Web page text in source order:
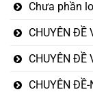
Chưa phần
CHUYÊN ĐỀ
CHUYÊN ĐỀ
CHUYÊN